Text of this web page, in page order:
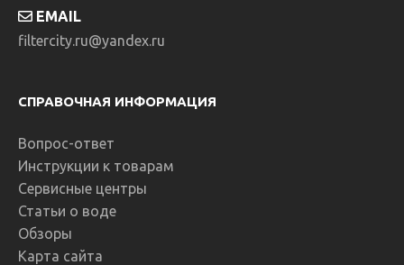
EMAIL
filtercity.ru@yandex.ru
СПРАВОЧНАЯ ИНФОРМАЦИЯ
Вопрос-ответ
Инструкции к товарам
Сервисные центры
Статьи о воде
Обзоры
Карта сайта